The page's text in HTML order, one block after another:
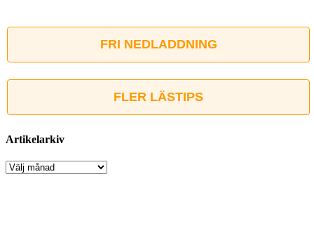
FRI NEDLADDNING
FLER LÄSTIPS
Artikelarkiv
Artikelarkiv